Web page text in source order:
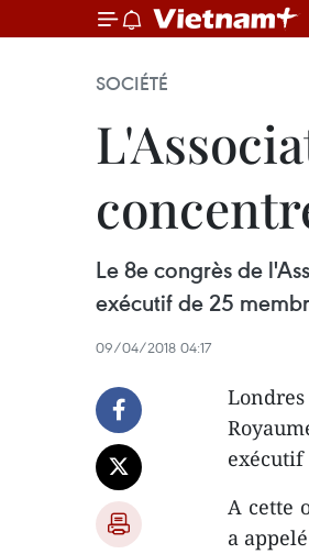
SOCIÉTÉ
Le 8e congrès de
exécutif de 25
09/04/2018 04:17
exécutif
A cette
a